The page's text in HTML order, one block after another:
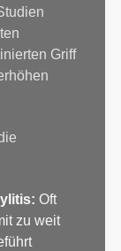
Griff
Oft
zu weit